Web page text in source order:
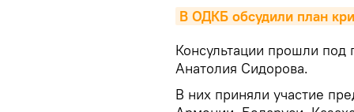
В ОДКБ обсудили план
Консультации прошли
Анатолия Сидорова.
В них приняли участие